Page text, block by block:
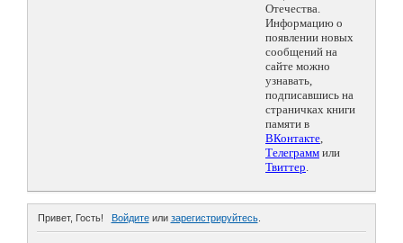
Отечества.
Информацию о
появлении новых
сообщений на
сайте можно
узнавать,
подписавшись на
страничках книги
памяти в
ВКонтакте,
Телеграмм или
Твиттер.
Привет, Гость! Войдитеили зарегистрируйтесь.